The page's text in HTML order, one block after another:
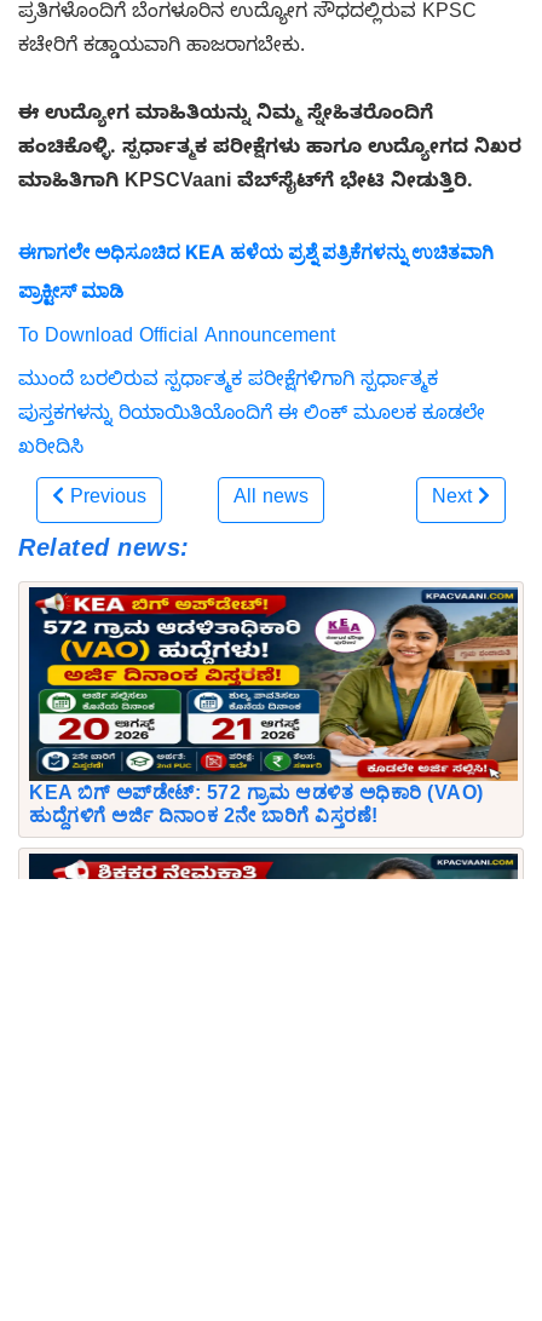
ಪ್ರತಿಗಳೊಂದಿಗೆ ಬೆಂಗಳೂರಿನ ಉದ್ಯೋಗ ಸೌಧದಲ್ಲಿರುವ KPSC
ಕಚೇರಿಗೆ ಕಡ್ಡಾಯವಾಗಿ ಹಾಜರಾಗಬೇಕು.
ಈ ಉದ್ಯೋಗ ಮಾಹಿತಿಯನ್ನು ನಿಮ್ಮ ಸ್ನೇಹಿತರೊಂದಿಗೆ
ಹಂಚಿಕೊಳ್ಳಿ. ಸ್ಪರ್ಧಾತ್ಮಕ ಪರೀಕ್ಷೆಗಳು ಹಾಗೂ ಉದ್ಯೋಗದ ನಿಖರ
ಮಾಹಿತಿಗಾಗಿ KPSCVaani ವೆಬ್‌ಸೈಟ್‌ಗೆ ಭೇಟಿ ನೀಡುತ್ತಿರಿ.
ಈಗಾಗಲೇ ಅಧಿಸೂಚಿದ KEA ಹಳೆಯ ಪ್ರಶ್ನೆ ಪತ್ರಿಕೆಗಳನ್ನು ಉಚಿತವಾಗಿ
ಪ್ರಾಕ್ಟೀಸ್ ಮಾಡಿ
To Download Official Announcement
ಮುಂದೆ ಬರಲಿರುವ ಸ್ಪರ್ಧಾತ್ಮಕ ಪರೀಕ್ಷೆಗಳಿಗಾಗಿ ಸ್ಪರ್ಧಾತ್ಮಕ
ಪುಸ್ತಕಗಳನ್ನು ರಿಯಾಯಿತಿಯೊಂದಿಗೆ ಈ ಲಿಂಕ್ ಮೂಲಕ ಕೂಡಲೇ
ಖರೀದಿಸಿ
Previous
All news
Next
Related news:
KEA ಬಿಗ್ ಅಪ್‌ಡೇಟ್: 572 ಗ್ರಾಮ ಆಡಳಿತ ಅಧಿಕಾರಿ (VAO)
ಹುದ್ದೆಗಳಿಗೆ ಅರ್ಜಿ ದಿನಾಂಕ 2ನೇ ಬಾರಿಗೆ ವಿಸ್ತರಣೆ!